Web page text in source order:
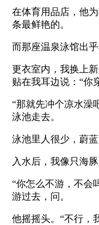
在体育用品店，他
条最鲜艳的。
而那座温泉泳馆出乎
更衣室内，我换上
贴在我耳边说：“你
“那就先冲个凉水澡
泳池走去。
泳池里人很少，蔚
入水后，我像只海豚
“你怎么不游，不会
游过去，问。
他摇摇头。“不行，